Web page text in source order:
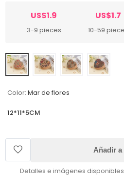
US$1.9
3-9 pieces
US$1.7
10-59
Color: Mar de flores
12*11*5CM
Añadir a
Detalles e imágenes